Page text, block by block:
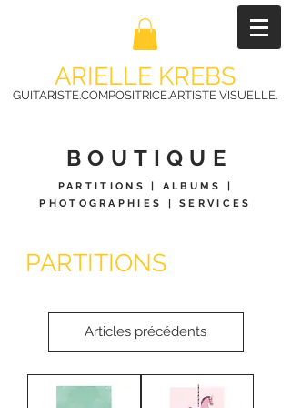
ARIELLE KREBS
GUITARISTE.COMPOSITRICE.ARTISTE VISUELLE.
BOUTIQUE
PARTITIONS | ALBUMS |
PHOTOGRAPHIES
| SERVICES
PARTITIONS
Articles précédents